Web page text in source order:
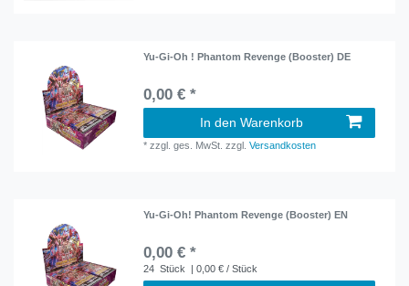
Yu-Gi-Oh ! Phantom Revenge (Booster) DE
0,00 € *
In den Warenkorb
*zzgl. ges. MwSt. zzgl.Versandkosten
Yu-Gi-Oh! Phantom Revenge (Booster) EN
0,00 € *
24 Stück | 0,00 € / Stück